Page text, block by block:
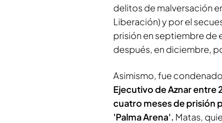
delitos de malversación
Liberación) y por el
prisión en septiembre de
después, en diciembre,
Asimismo, fue
Ejecutivo de Aznar entre
cuatro meses de prisión
'Palma Arena'. Matas,